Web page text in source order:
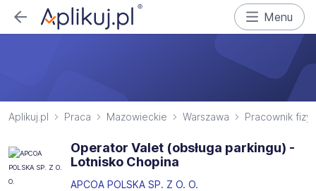
Menu
Aplikuj.pl Praca Mazowieckie Warszawa Pracownik
Operator Valet (obsługa parkingu) -
Lotnisko Chopina
APCOA POLSKA SP. Z O. O.